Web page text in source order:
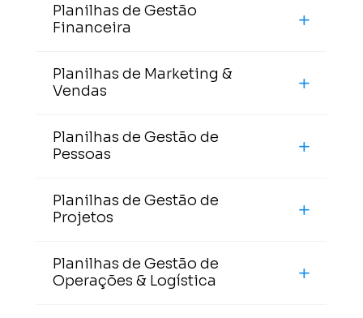
Planilhas de Gestão
Financeira
Planilhas de Marketing &
Vendas
Planilhas de Gestão de
Pessoas
Planilhas de Gestão de
Projetos
Planilhas de Gestão de
Operações & Logística